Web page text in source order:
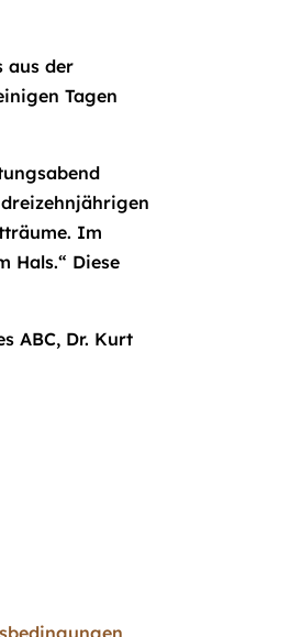
aus der
Tagen
Im
Hals.“ Diese
ABC, Dr. Kurt